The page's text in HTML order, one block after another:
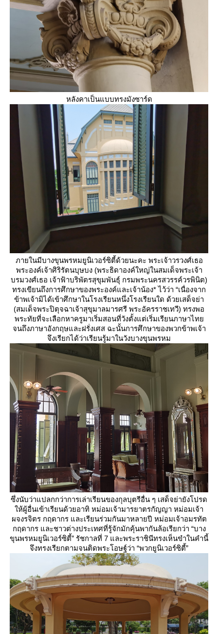
หลังคาเป็นแบบทรงมังซาร์ด
ภายในมีบางขุนพรหมยูนิเวอร์ซิตี้ด้วยนะคะ พระเจ้าวรวงศ์เธอ
พระองค์เจ้าศิริรัตนบุษบง (พระธิดาองค์ใหญ่ในสมเด็จพระเจ้า
บรมวงศ์เธอ เจ้าฟ้าบริพัตรสุขุมพันธุ์ กรมพระนครสวรรค์วรพินิต)
ทรงเขียนถึงการศึกษาของพระองค์และเจ้าน้อง* ไว้ว่า “เนื่องจาก
ข้าพเจ้ามิได้เข้าศึกษาในโรงเรียนหนึ่งโรงเรียนใด ด้วยเสด็จย่า
(สมเด็จพระปิตุจฉาเจ้าสุขุมาลมารศรี พระอัครราชเทวี) ทรงพอ
พระทัยที่จะเลือกหาครูมาเริ่มสอนที่วังตั้งแต่เริ่มเรียนภาษาไท
จนถึงภาษาอังกฤษและฝรั่งเศส ฉะนั้นการศึกษาของพวกข้าพเจ้า
จึงเรียกได้ว่าเรียนรู้มาในวังบางขุนพรหม
ซึ่งนับว่าแปลกกว่าการเล่าเรียนของกุลบุตรีอื่น ๆ เสด็จย่ายังโปรด
ห้ผู้อื่นเข้าเรียนด้วยอาทิ หม่อมเจ้ามารยาตรกัญญา หม่อมเจ้า
ผจงรจิตร กฤดากร และเรียนร่วมกันมาหลายปี หม่อมเจ้าอมรทัต
กฤดากร และชาวต่างประเทศที่รู้จักมักคุ้นพากันล้อเรียกว่า “บาง
ขุนพรหมยูนิเวอร์ซิตี้” รัชกาลที่ 7 และพระราชินีทรงเห็นขำในคำนี้
จึงทรงเรียกตามจนติดพระโอษฐ์ว่า “พวกยูนิเวอร์ซิตี้”